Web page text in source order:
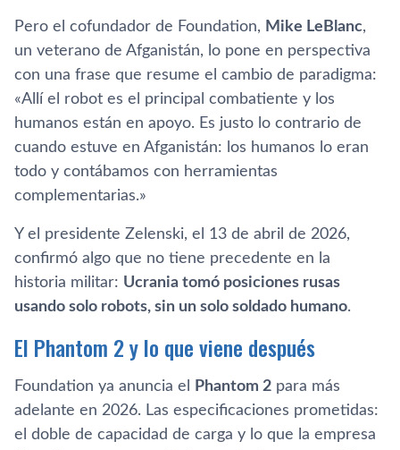
Pero el cofundador de Foundation, Mike LeBlanc,
un veterano de Afganistán, lo pone en perspectiva
con una frase que resume el cambio de paradigma:
«Allí el robot es el principal combatiente y los
humanos están en apoyo. Es justo lo contrario de
cuando estuve en Afganistán: los humanos lo eran
todo y contábamos con herramientas
complementarias.»
Y el presidente Zelenski, el 13 de abril de 2026,
confirmó algo que no tiene precedente en la
historia militar: Ucrania tomó posiciones rusas
usando solo robots, sin un solo soldado humano.
El Phantom 2 y lo que viene después
Foundation ya anuncia el Phantom 2 para más
adelante en 2026. Las especificaciones prometidas:
el doble de capacidad de carga y lo que la empresa